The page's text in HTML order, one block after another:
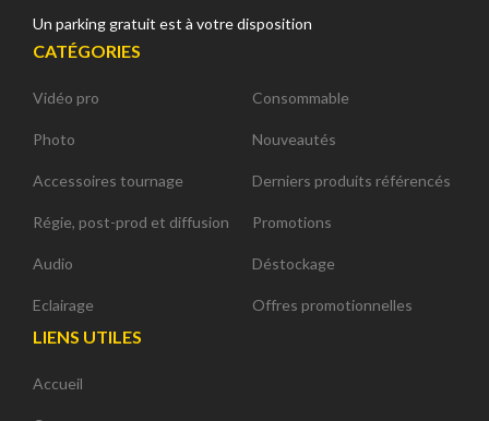
Un parking gratuit est à votre disposition
CATÉGORIES
Vidéo pro
Photo
Accessoires tournage
Régie, post-prod et diffusion
Audio
Eclairage
Consommable
Nouveautés
Derniers produits référencés
Promotions
Déstockage
Offres promotionnelles
LIENS UTILES
Accueil